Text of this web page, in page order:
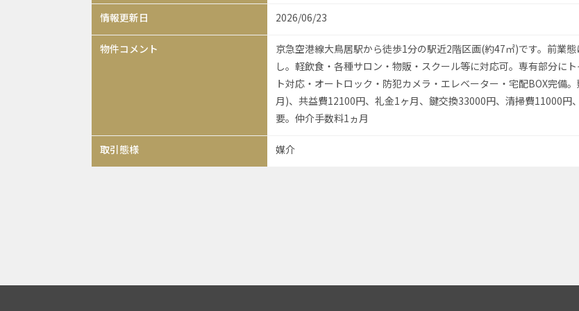
情報更新日 2026/06/23
物件コメント
京急空港線大鳥居駅から徒歩1分の駅近2階区画(約47㎡)です。前業
し。軽飲食・各種サロン・物販・スクール等に対応可。専有部分に
ト対応・オートロック・防犯カメラ・エレベーター・宅配BOX完備
月)、共益費12100円、礼金1ヶ月、鍵交換33000円、清掃費11000円
要。仲介手数料1ヵ月
取引態様 媒介